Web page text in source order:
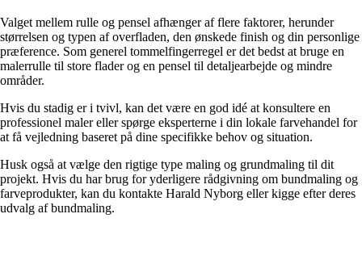
Valget mellem rulle og pensel afhænger af flere faktorer, herunder
størrelsen og typen af overfladen, den ønskede finish og din personlige
præference. Som generel tommelfingerregel er det bedst at bruge en
malerrulle til store flader og en pensel til detaljearbejde og mindre
områder.
Hvis du stadig er i tvivl, kan det være en god idé at konsultere en
professionel maler eller spørge eksperterne i din lokale farvehandel for
at få vejledning baseret på dine specifikke behov og situation.
Husk også at vælge den rigtige type maling og grundmaling til dit
projekt. Hvis du har brug for yderligere rådgivning om bundmaling og
farveprodukter, kan du kontakte Harald Nyborg eller kigge efter deres
udvalg af bundmaling.